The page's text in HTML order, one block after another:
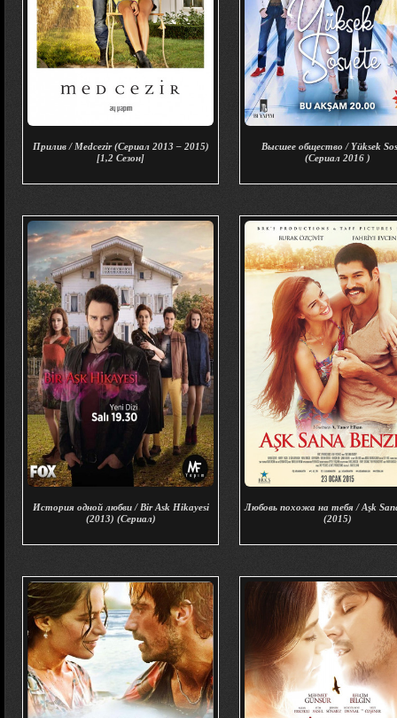
Прилив / Medcezir (Сериал 2013 – 2015)
[1,2 Сезон]
Высшее общество / Yüksek
(Сериал 2016 )
История одной любви / Bir Ask Hikayesi
(2013) (Сериал)
Любовь похожа на тебя / Aşk
(2015)